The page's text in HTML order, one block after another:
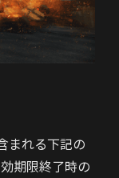
まれる下記の
期限終了時の